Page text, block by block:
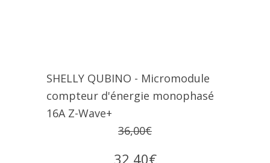
SHELLY QUBINO - Micromodule
compteur d'énergie monophasé
16A Z-Wave+
36,00€
32,40€